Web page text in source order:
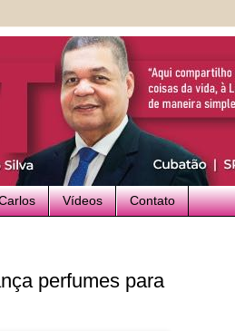
Vídeos Contato
perfumes para